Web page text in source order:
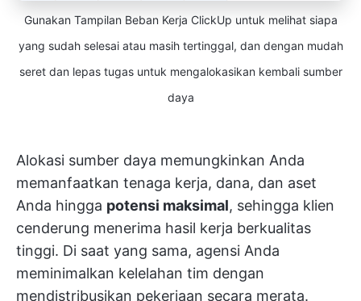
Gunakan Tampilan Beban Kerja ClickUp untuk melihat siapa
yang sudah selesai atau masih tertinggal, dan dengan mudah
seret dan lepas tugas untuk mengalokasikan kembali sumber
daya
Alokasi sumber daya memungkinkan Anda
memanfaatkan tenaga kerja, dana, dan aset
Anda hingga potensi maksimal, sehingga klien
cenderung menerima hasil kerja berkualitas
tinggi. Di saat yang sama, agensi Anda
meminimalkan kelelahan tim dengan
mendistribusikan pekerjaan secara merata.